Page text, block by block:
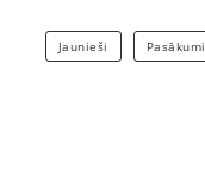
Jaunieši Pasākumi